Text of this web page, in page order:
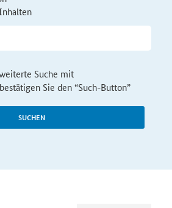
SUCHEN
Suche mit
Sie den “Such-Button”